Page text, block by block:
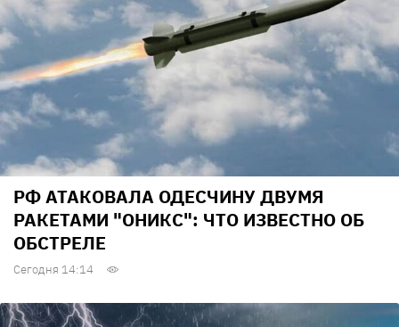
РФ АТАКОВАЛА ОДЕСЧИНУ ДВУМЯ
РАКЕТАМИ "ОНИКС": ЧТО ИЗВЕСТНО ОБ
ОБСТРЕЛЕ
Сегодня 14:14